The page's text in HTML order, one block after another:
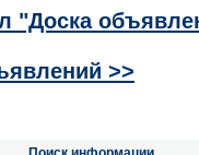
"Доска
>>